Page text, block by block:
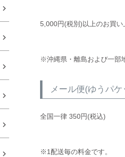
5,000円(税別)以上のお買
※沖縄県・離島および一部
メール便(ゆうパケ
全国一律 350円(税込)
※1配送毎の料金です。